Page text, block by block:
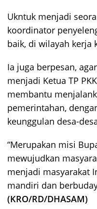
Ukntuk menjadi
koordinator
baik, di wilayah kerja
Ia juga berpesan,
menjadi Ketua TP
membantu
pemerintahan,
keunggulan desa-
“Merupakan misi
mewujudkan
menjadi masyarakat
mandiri dan
(KRO/RD/DHASAM)